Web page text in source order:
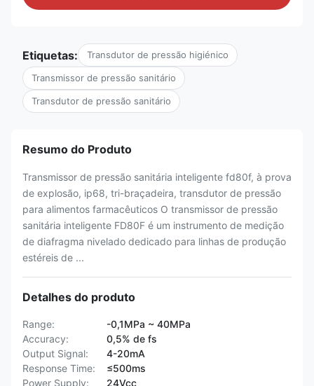
Etiquetas: Transdutor de pressão higiénico
Transmissor de pressão sanitário
Transdutor de pressão sanitário
Resumo do Produto
Transmissor de pressão sanitária inteligente fd80f, à prova
de explosão, ip68, tri-braçadeira, transdutor de pressão
para alimentos farmacêuticos O transmissor de pressão
sanitária inteligente FD80F é um instrumento de medição
de diafragma nivelado dedicado para linhas de produção
estéreis de ...
Detalhes do produto
Range:
-0,1MPa ~ 40MPa
Accuracy:
0,5% de fs
Output Signal:
4-20mA
Response Time:
≤500ms
Power Supply:
24Vcc